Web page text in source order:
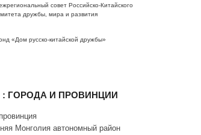
совет Российско-Китайского
дружбы, мира и развития
«Дом русско-китайской дружбы»
: ГОРОДА И ПРОВИНЦИИ
Монголия автономный район